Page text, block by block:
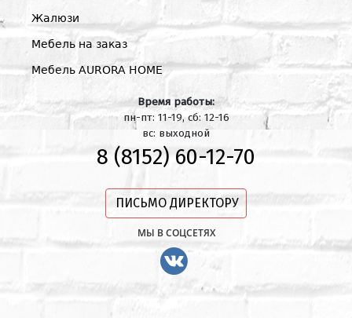
Жалюзи
Мебель на заказ
Мебель AURORA HOME
Время работы:
пн-пт: 11-19, сб: 12-16
вс: выходной
8 (8152) 60-12-70
ПИСЬМО ДИРЕКТОРУ
МЫ В СОЦСЕТЯХ